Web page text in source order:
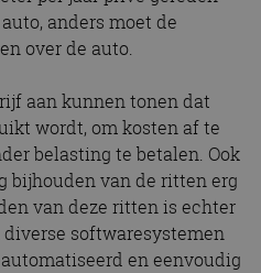
anders moet de
over de auto.
aan kunnen tonen dat
wordt, om kosten af te
belasting te betalen. Ook
bijhouden van de ritten erg
van deze ritten is echter
softwaresystemen
en eenvoudig